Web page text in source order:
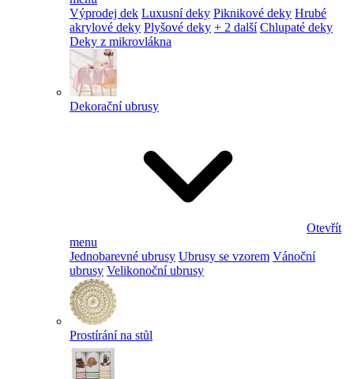
Výprodej dek Luxusní deky Piknikové deky Hrubé
akrylové deky Plyšové deky + 2 další Chlupaté deky
Deky z mikrovlákna
Dekorační ubrusy
Otevřít
menu
Jednobarevné ubrusy Ubrusy se vzorem Vánoční
ubrusy Velikonoční ubrusy
Prostírání na stůl